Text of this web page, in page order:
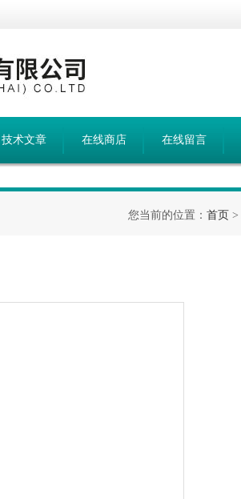
技术文章 在线商店 在线留言
您当前的位置： 首页 >